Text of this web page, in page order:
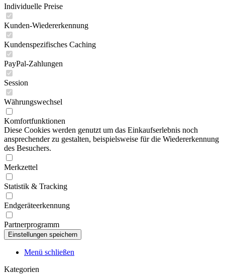
Individuelle Preise
Kunden-Wiedererkennung
Kundenspezifisches Caching
PayPal-Zahlungen
Session
Währungswechsel
Komfortfunktionen
Diese Cookies werden genutzt um das Einkaufserlebnis noch
ansprechender zu gestalten, beispielsweise für die Wiedererkennung
des Besuchers.
Merkzettel
Statistik & Tracking
Endgeräteerkennung
Partnerprogramm
Menü schließen
Kategorien